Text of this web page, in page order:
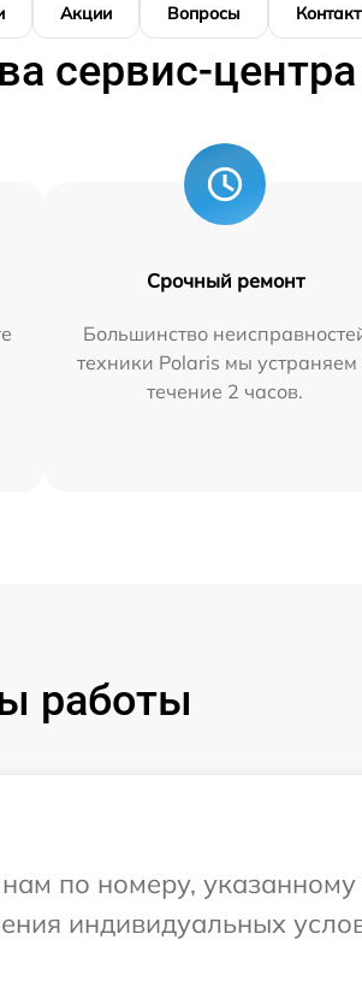
Акции Вопросы
сервис-центра
Срочный ремонт
Большинство
техники Polaris мы устраняем
течение 2 часов.
работы
по номеру, указанному
индивидуальных